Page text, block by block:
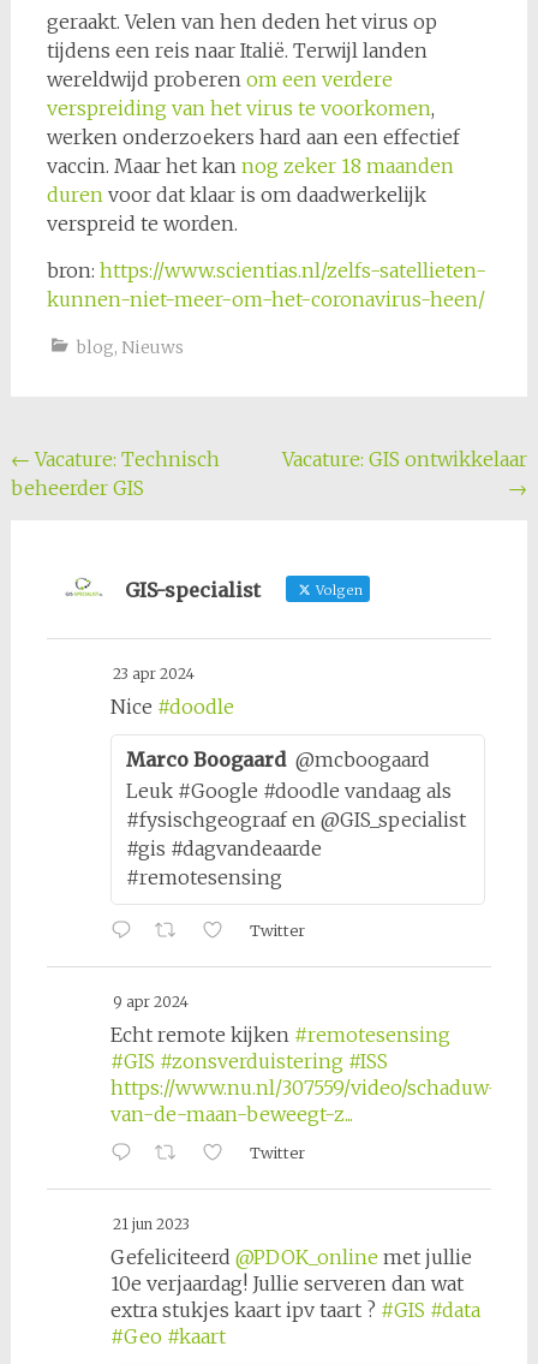
geraakt. Velen van hen deden het virus op
tijdens een reis naar Italië. Terwijl landen
wereldwijd proberen om een verdere
verspreiding van het virus te voorkomen,
werken onderzoekers hard aan een effectief
vaccin. Maar het kan nog zeker 18 maanden
durenvoor dat klaar is om daadwerkelijk
verspreid te worden.
bron: https://www.scientias.nl/zelfs-satellieten-
kunnen-niet-meer-om-het-coronavirus-heen/
blog, Nieuws
Bericht
navigatie
← Vacature: Technisch
beheerder GIS
Vacature: GIS ontwikkelaar
→
GIS-specialist Volgen
23 apr 2024
Nice #doodle
Marco Boogaard @mcboogaard
Leuk #Google #doodle vandaag als
#fysischgeograaf en @GIS_specialist
#gis #dagvandeaarde
#remotesensing
Twitter
9 apr 2024
Echt remote kijken #remotesensing
#GIS #zonsverduistering #ISS
https://www.nu.nl/307559/video/schaduw-
van-de-maan-beweegt-z...
Twitter
21 jun 2023
Gefeliciteerd @PDOK_online met jullie
10e verjaardag! Jullie serveren dan wat
extra stukjes kaart ipv taart ? #GIS #data
#Geo #kaart